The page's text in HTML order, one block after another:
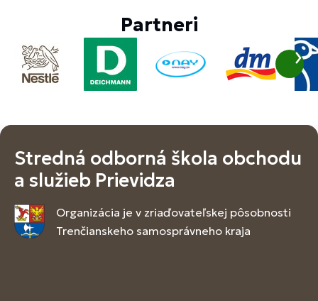
Partneri
Stredná odborná škola obchodu
a služieb Prievidza
Organizácia je v zriaďovateľskej pôsobnosti
Trenčianskeho samosprávneho kraja